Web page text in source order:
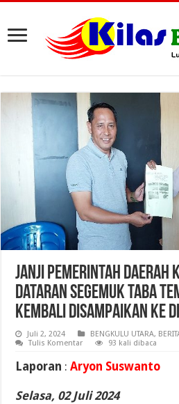
Janji Pemerintah Daerah
Dataran Segemuk Taba
Kembali Disampaikan Ke
Juli 2, 2024 BENGKULU UTARA,
Tulis Komentar
93 kali dibaca
Laporan :Aryon Suswanto
Selasa, 02 Juli 2024